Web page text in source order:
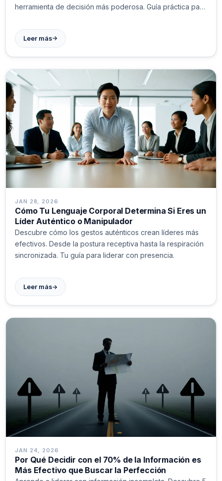
herramienta de decisión más poderosa. Guía práctica para
Leer más→
JAN 28, 2026
Cómo Tu Lenguaje Corporal Determina Si Eres un
Líder Auténtico o Manipulador
Descubre cómo los gestos auténticos crean líderes más
efectivos. Desde la postura receptiva hasta la respiración
sincronizada. Tu guía para liderar con presencia.
Leer más→
JAN 24, 2026
Por Qué Decidir con el 70% de la Información es
Más Efectivo que Buscar la Perfección